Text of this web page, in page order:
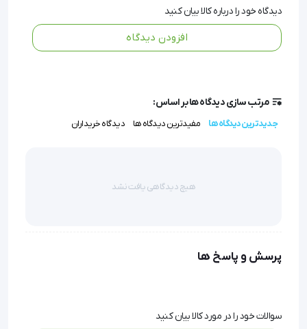
سازگاری با انواع زخم:برای زخم‌های دیابتی، فشاری، و عروقی
مناسب است و در درمان‌های تخصصی کاربرد دارد.
استفاده آسان:بدون نیاز به تعویض مکرر، روند بهبود را
دیدگاه خود را درباره کالا بیان کنید
افزودن دیدگاه
مرتب سازی دیدگاه ها بر اساس:
جدیدترین دیدگاه ها مفیدترین دیدگاه ها دیدگاه خریداران
هیچ دیدگاهی یافت نشد
پرسش و پاسخ ها
سوالات خود را در مورد کالا بیان کنید